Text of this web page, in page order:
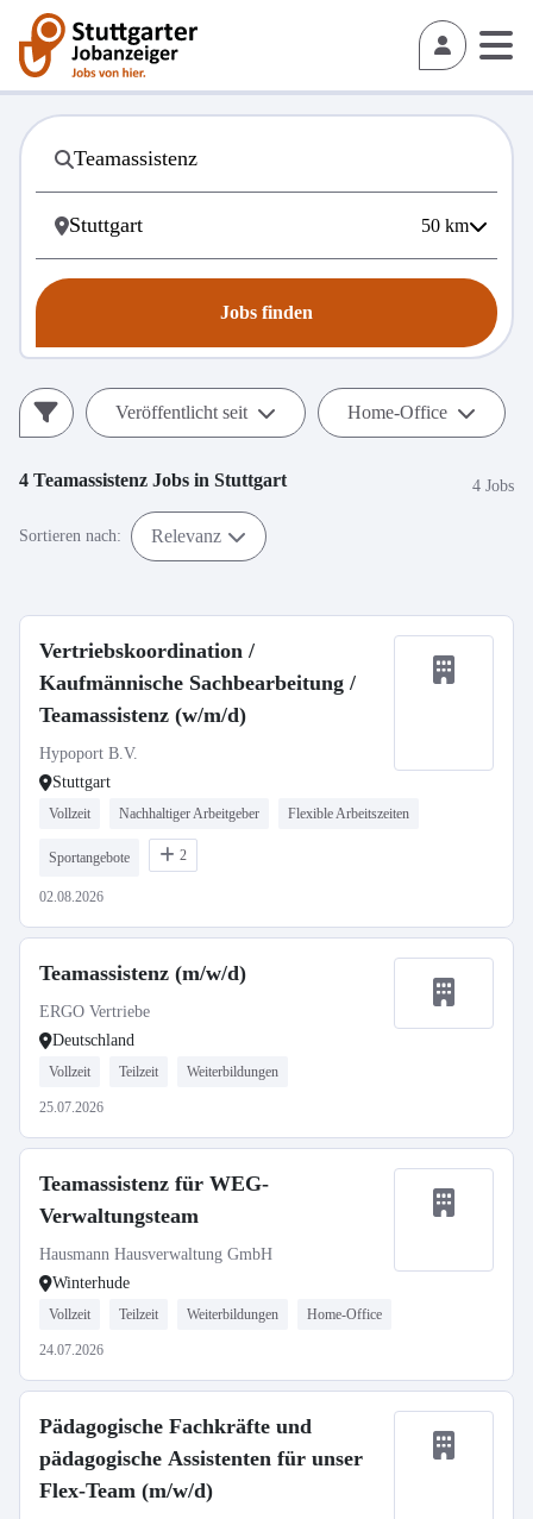
50 km
Jobs finden
Veröffentlicht seit Home-Office
4 Teamassistenz Jobs in Stuttgart 4 Jobs
Sortieren nach: Relevanz
Vertriebskoordination /
Kaufmännische Sachbearbeitung /
Teamassistenz (w/m/d)
Hypoport B.V.
Stuttgart
Vollzeit Nachhaltiger Arbeitgeber Flexible Arbeitszeiten
Sportangebote 2
02.08.2026
Teamassistenz (m/w/d)
ERGO Vertriebe
Deutschland
Vollzeit Teilzeit Weiterbildungen
25.07.2026
Teamassistenz für WEG-
Verwaltungsteam
Hausmann Hausverwaltung GmbH
Winterhude
Vollzeit Teilzeit Weiterbildungen Home-Office
24.07.2026
Pädagogische Fachkräfte und
pädagogische Assistenten für unser
Flex-Team (m/w/d)